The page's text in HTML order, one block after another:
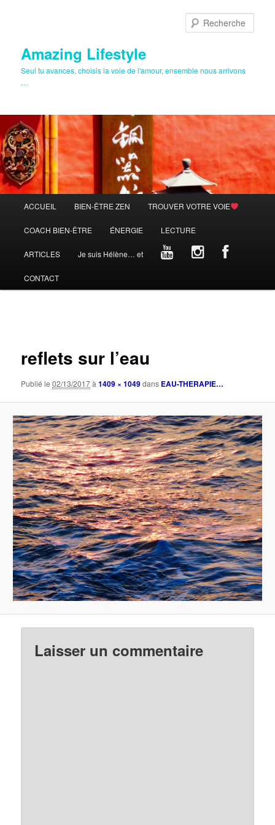
Amazing Lifestyle
Seul tu avances, choisis la voie de l'amour, ensemble nous arrivons
…
principal
ACCUEIL BIEN-ÊTRE ZEN TROUVER VOTRE VOIE
COACH BIEN-ÊTRE ÉNERGIE LECTURE
ARTICLES Je suis Hélène… et
CONTACT
reflets sur l’eau
Publié le02/13/2017à1409 × 1049dans EAU-THERAPIE…
Laisser un commentaire